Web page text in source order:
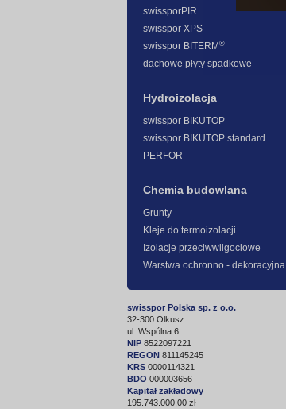
swissporPIR
swisspor XPS
swisspor BITERM ®
dachowe płyty spadkowe
Hydroizolacja
swisspor BIKUTOP
swisspor BIKUTOP standard
PERFOR
Chemia budowlana
Grunty
Kleje do termoizolacji
Izolacje przeciwwilgociowe
Warstwa ochronno - dekoracyjna
swisspor Polska sp. z o.o.
32-300 Olkusz
ul. Wspólna 6
NIP 8522097221
REGON 811145245
KRS 0000114321
BDO 000003656
Kapitał zakładowy
195.743.000,00 zł